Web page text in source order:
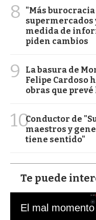
8
"Más
supermercados
medida de
piden cambios
9
La basura de
Felipe Cardoso
obras que prevé
10Conductor de
maestros y
tiene sentido"
Te puede